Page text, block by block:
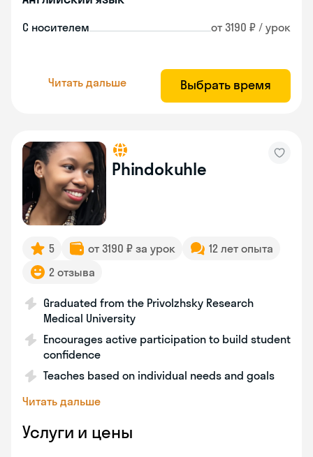
С носителем от 3190 ₽ / урок
Читать дальше Выбрать время
Phindokuhle
5 от 3190 ₽ за урок
12 лет опыта
2 отзыва
Graduated from the Privolzhsky Research
Medical University
Encourages active participation to build student
confidence
Teaches based on individual needs and goals
Читать дальше
Услуги и цены